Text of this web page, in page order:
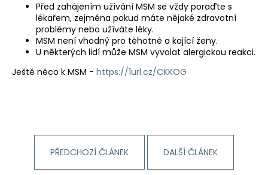
Před zahájením užívání MSM se vždy poraďte s
lékařem, zejména pokud máte nějaké zdravotní
problémy nebo užíváte léky.
MSM není vhodný pro těhotné a kojící ženy.
U některých lidí může MSM vyvolat alergickou reakci.
Ještě něco k MSM - https://1url.cz/CKKOG
PŘEDCHOZÍ ČLÁNEK DALŠÍ ČLÁNEK